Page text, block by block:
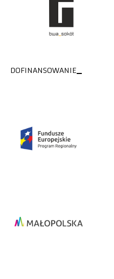
DOFINANSOWANIE